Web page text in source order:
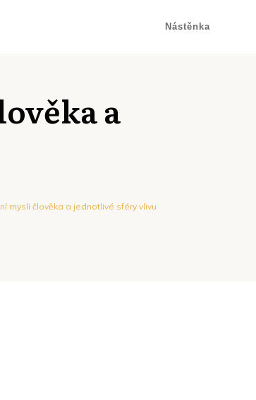
Nástěnka
a
mysli člověka a jednotlivé sféry vlivu